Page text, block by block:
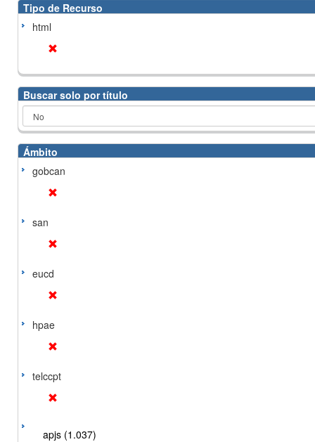
Tipo de Recurso
html
Buscar solo por título
Ámbito
gobcan
san
eucd
hpae
telccpt
apjs (1.037)